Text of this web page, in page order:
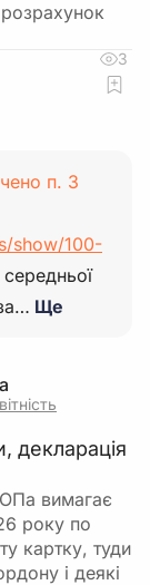
розрахунок
3
п. 3
show/100-
Ще
декларація
вимагає
року по
картку, туди
і деякі